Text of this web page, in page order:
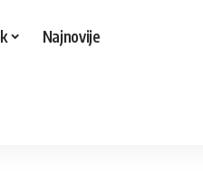
Najnovije